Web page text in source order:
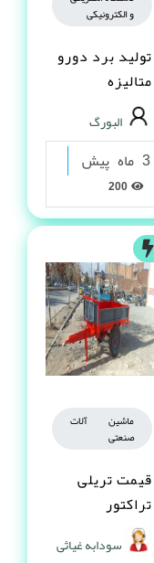
و الکترونیکی
تولید برد دورو
متالیزه
البورگ
3 ماه پیش
ماشین آلات
صنعتی
قیمت تریلی
تراکتور
سودابه غیاثی